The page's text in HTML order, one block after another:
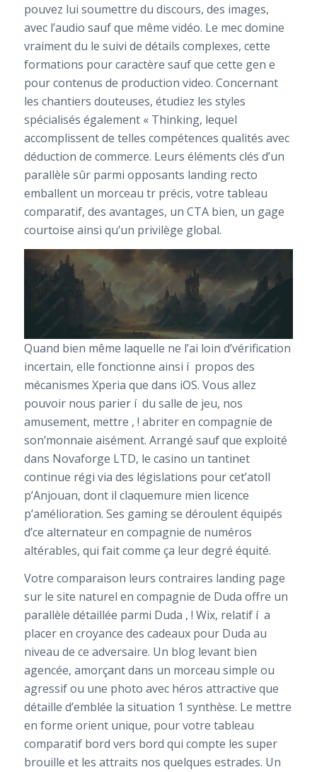
pouvez lui soumettre du discours, des images,
avec l’audio sauf que même vidéo. Le mec domine
vraiment du le suivi de détails complexes, cette
formations pour caractère sauf que cette gen e
pour contenus de production video. Concernant
les chantiers douteuses, étudiez les styles
spécialisés également « Thinking, lequel
accomplissent de telles compétences qualités avec
déduction de commerce. Leurs éléments clés d’un
parallèle sûr parmi opposants landing recto
emballent un morceau tr précis, votre tableau
comparatif, des avantages, un CTA bien, un gage
courtoise ainsi qu’un privilège global.
Quand bien même laquelle ne l’ai loin d’vérification
incertain, elle fonctionne ainsi í propos des
mécanismes Xperia que dans iOS. Vous allez
pouvoir nous parier í du salle de jeu, nos
amusement, mettre , ! abriter en compagnie de
son’monnaie aisément. Arrangé sauf que exploité
dans Novaforge LTD, le casino un tantinet
continue régi via des législations pour cet’atoll
p’Anjouan, dont il claquemure mien licence
p’amélioration. Ses gaming se déroulent équipés
d’ce alternateur en compagnie de numéros
altérables, qui fait comme ça leur degré équité.
Votre comparaison leurs contraires landing page
sur le site naturel en compagnie de Duda offre un
parallèle détaillée parmi Duda , ! Wix, relatif í a
placer en croyance des cadeaux pour Duda au
niveau de ce adversaire. Un blog levant bien
agencée, amorçant dans un morceau simple ou
agressif ou une photo avec héros attractive que
détaille d’emblée la situation 1 synthèse. Le mettre
en forme orient unique, pour votre tableau
comparatif bord vers bord qui compte les super
brouille et les attraits nos quelques estrades. Un